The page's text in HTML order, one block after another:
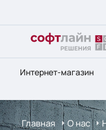
Интернет-магазин
Главная О нас